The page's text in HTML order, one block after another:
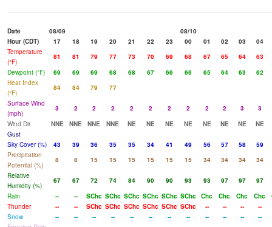
Date 08/09
08/10
Hour (CDT)
17 18 19 20 21 22 23 00 01 02 03
04
Temperature
(°F)
81 81 79 77 73 70 69 68 67 65 64
63
Dewpoint (°F)
69 69 69 68 68 67 66 66 65 64 63
62
Heat Index
(°F)
84 84 79
77
Surface Wind
(mph)
3 2 2 2 2 2 2 2 2 2 3
3
Wind Dir
NNE NNE NNE NNE NE NE NE NE NE NE NE
NE
Gust
Sky Cover (%)
43 39 36 35 35 34 41 49 56 57 58
59
Precipitation
Potential (%)
8 8 15 15 15 15 15 15 34 34 34
34
Relative
Humidity (%)
67 67 72 74 84 90 90 93 93 97 97
97
Rain
-- -- SChc SChc SChc SChc SChc SChc Chc Chc Chc Chc
Thunder
-- -- SChc SChc SChc SChc SChc SChc -- -- --
--
Snow
-- -- -- -- -- -- -- -- -- -- --
--